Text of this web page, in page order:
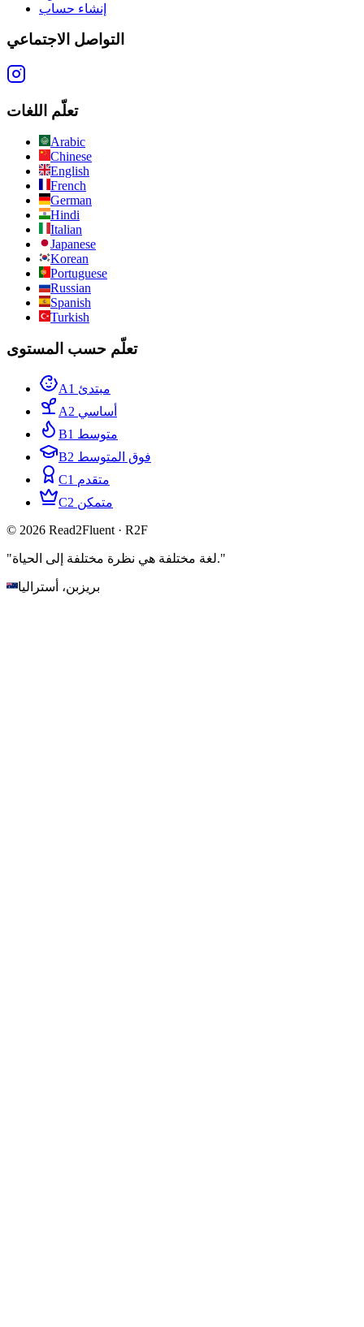
إنشاء حساب
التواصل الاجتماعي
تعلّم اللغات
Arabic
Chinese
English
French
German
Hindi
Italian
Japanese
Korean
Portuguese
Russian
Spanish
Turkish
تعلّم حسب المستوى
A1 مبتدئ
A2 أساسي
B1 متوسط
B2 فوق المتوسط
C1 متقدم
C2 متمكن
© 2026 Read2Fluent · R2F
"لغة مختلفة هي نظرة مختلفة إلى الحياة."
بريزبن، أستراليا